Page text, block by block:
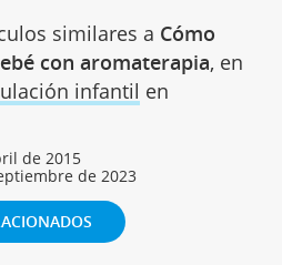
similares a Cómo
con aromaterapia, en
infantil en
de 2015
de 2023